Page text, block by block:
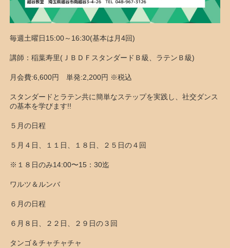
毎週土曜日15:00～16:30(基本は月4回)
講師：稲葉寿里(ＪＢＤＦスタンダードＢ級、ラテンＢ級)
月会費:6,600円 単発:2,200円 ※税込
スタンダードとラテン共に簡単なステップを実践し、社交ダンス
の基本を学びます!!
５月の日程
５月４日、１１日、１８日、２５日の４回
※１８日のみ14:00〜15：30迄
ワルツ＆ルンバ
６月の日程
６月８日、２２日、２９日の３回
タンゴ＆チャチャチャ